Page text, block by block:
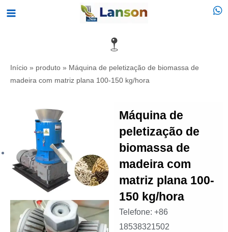
Saltar
Menu
Início » produto » Máquina de peletização de biomassa de
madeira com matriz plana 100-150 kg/hora
Máquina de
peletização de
biomassa de
madeira com
matriz plana 100-
150 kg/hora
Telefone: +86
18538321502